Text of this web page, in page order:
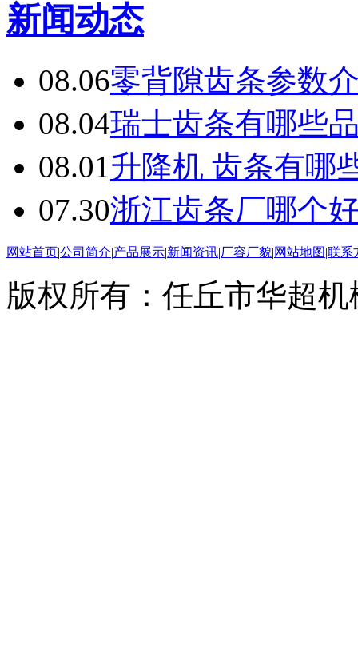
新闻动态
08.06零背隙齿条参数
08.04瑞士齿条有哪些
08.01升降机 齿条有哪
07.30浙江齿条厂哪个
网站首页|公司简介|产品展示|新闻资讯|厂容厂貌|网站地图|联系
版权所有：任丘市华超